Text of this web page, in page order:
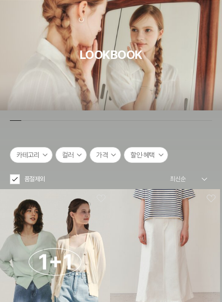
LOOKBOOK
카테고리 컬러 가격 할인·혜택
품절제외